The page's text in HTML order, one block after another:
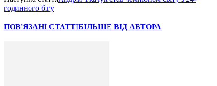
годинного бігу
ПОВ'ЯЗАНІ СТАТТІБІЛЬШЕ ВІД АВТОРА